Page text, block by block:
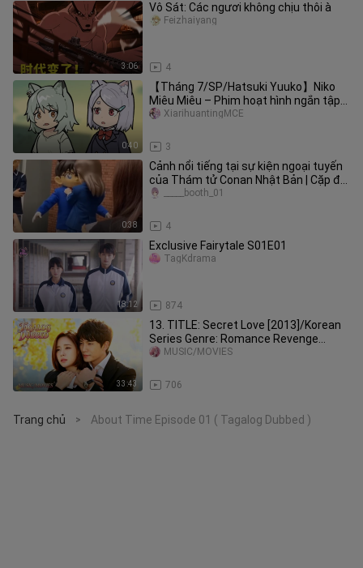
3:06
Vô Sát: Các ngươi không chịu thôi à
4
Feizhaiyang
0:40
【Tháng 7/SP/Hatsuki Yuuko】Niko
Miêu Miêu – Phim hoạt hình ngắn tập
09 【Nhóm dịch MCE】
3
XiarihuantingMCE
0:38
Cảnh nổi tiếng tại sự kiện ngoại tuyến
của Thám tử Conan Nhật Bản | Cặp đôi
trẻ (Koran) tương tác tì
4
_____booth_01
18:12
Exclusive Fairytale S01E01
874
TagKdrama
33:43
13. TITLE: Secret Love [2013]/Korean
Series Genre: Romance Revenge
Thriller Tagalog Dubbed HD
706
MUSIC/MOVIES
Trang chủ > About Time Episode 01 ( Tagalog Dubbed )